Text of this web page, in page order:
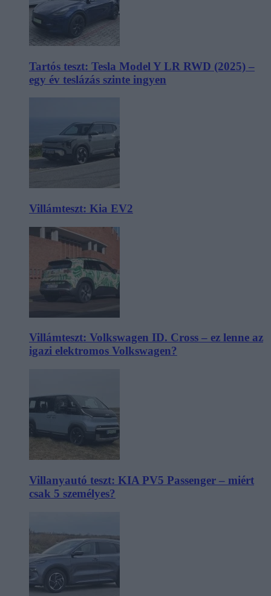
Tartós teszt: Tesla Model Y LR RWD (2025) –
egy év teslázás szinte ingyen
Villámteszt: Kia EV2
Villámteszt: Volkswagen ID. Cross – ez lenne az
igazi elektromos Volkswagen?
Villanyautó teszt: KIA PV5 Passenger – miért
csak 5 személyes?